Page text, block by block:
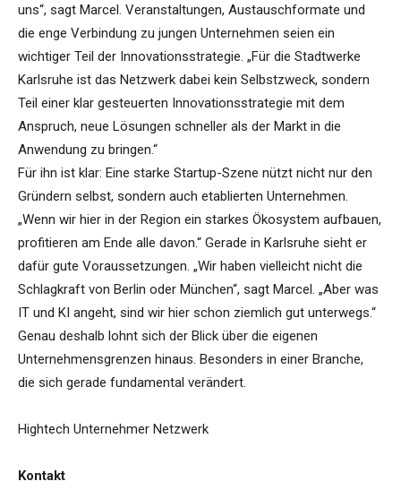
uns“, sagt Marcel. Veranstaltungen, Austauschformate und
die enge Verbindung zu jungen Unternehmen seien ein
wichtiger Teil der Innovationsstrategie. „Für die Stadtwerke
Karlsruhe ist das Netzwerk dabei kein Selbstzweck, sondern
Teil einer klar gesteuerten Innovationsstrategie mit dem
Anspruch, neue Lösungen schneller als der Markt in die
Anwendung zu bringen.“
Für ihn ist klar: Eine starke Startup-Szene nützt nicht nur den
Gründern selbst, sondern auch etablierten Unternehmen.
„Wenn wir hier in der Region ein starkes Ökosystem aufbauen,
profitieren am Ende alle davon.“ Gerade in Karlsruhe sieht er
dafür gute Voraussetzungen. „Wir haben vielleicht nicht die
Schlagkraft von Berlin oder München“, sagt Marcel. „Aber was
IT und KI angeht, sind wir hier schon ziemlich gut unterwegs.“
Genau deshalb lohnt sich der Blick über die eigenen
Unternehmensgrenzen hinaus. Besonders in einer Branche,
die sich gerade fundamental verändert.
Hightech Unternehmer Netzwerk
Kontakt